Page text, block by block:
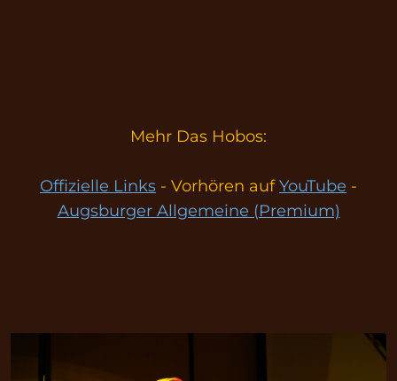
Mehr Das Hobos:
Offizielle Links - Vorhören aufYouTube -
Augsburger Allgemeine (Premium)